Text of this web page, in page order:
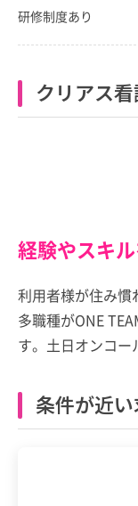
研修制度あり
クリアス
経験やスキ
利用者様が住み慣
多職種がONE
す。土日オンコー
条件が近